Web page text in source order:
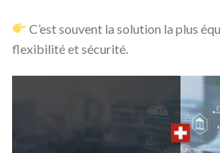
C’est souvent la solution la plus
flexibilité et sécurité.